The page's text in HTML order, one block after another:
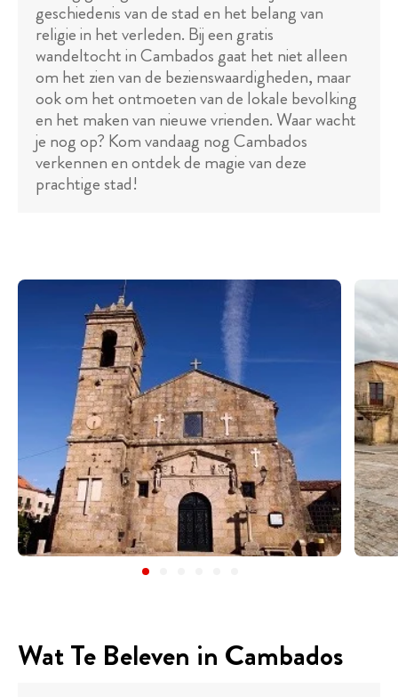
geschiedenis van de stad en het belang van
religie in het verleden. Bij een gratis
wandeltocht in Cambados gaat het niet alleen
om het zien van de bezienswaardigheden, maar
ook om het ontmoeten van de lokale bevolking
en het maken van nieuwe vrienden. Waar wacht
je nog op? Kom vandaag nog Cambados
verkennen en ontdek de magie van deze
prachtige stad!
Wat Te Beleven in Cambados